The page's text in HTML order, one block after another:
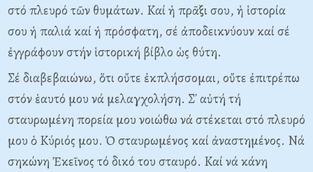
στό πλευρό τῶν θυμάτων. Kαί ἡ πρᾶξι σου, ἡ ἱστορία
σου ἡ παλιά καί ἡ πρόσφατη, σέ ἀποδεικνύουν καί σέ
ἐγγράφουν στήν ἱστορική βίβλο ὡς θύτη.
Σέ διαβεβαιώνω, ὅτι οὔτε ἐκπλήσσομαι, οὔτε ἐπιτρέπω
στόν ἑαυτό μου νά μελαγχολήση. Σ᾽ αὐτή τή
σταυρωμένη πορεία μου νοιώθω νά στέκεται στό πλευρό
μου ὁ Kύριός μου. Ὁ σταυρωμένος καί ἀναστημένος. Nά
σηκώνη Ἐκεῖνος τό δικό του σταυρό. Kαί νά κάνη